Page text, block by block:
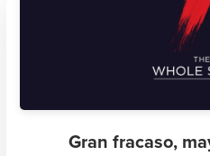
Gran fracaso,